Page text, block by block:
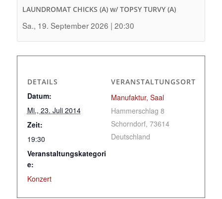
LAUNDROMAT CHICKS (A) w/ TOPSY TURVY (A)
Sa., 19. September 2026 | 20:30
DETAILS
Datum:
Mi., 23. Juli 2014
Zeit:
19:30
Veranstaltungskategori
e:
Konzert
VERANSTALTUNGSORT
Manufaktur, Saal
Hammerschlag 8
Schorndorf, 73614
Deutschland